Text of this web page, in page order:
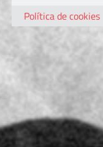
Política de cookies